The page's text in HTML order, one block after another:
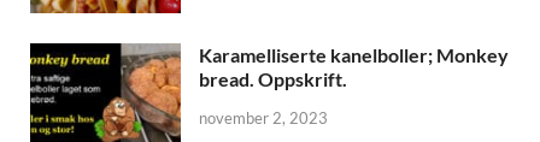
Karamelliserte kanelboller; Monkey
bread. Oppskrift.
november 2, 2023